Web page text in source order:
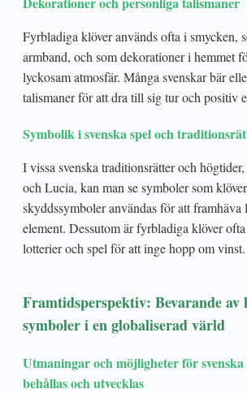
Fyrbladiga klöver används ofta i smycken,
armband, och som dekorationer i hemmet
lyckosam atmosfär. Många svenskar bär
talismaner för att dra till sig tur och positiv
Symbolik i svenska spel och
I vissa svenska traditionsrätter och
och Lucia, kan man se symboler som
skyddssymboler användas för att
element. Dessutom är fyrbladiga klöver
lotterier och spel för att inge hopp om vinst.
Framtidsperspektiv: Bevarande
symboler i en globaliserad värld
Utmaningar och möjligheter för
behållas och utvecklas